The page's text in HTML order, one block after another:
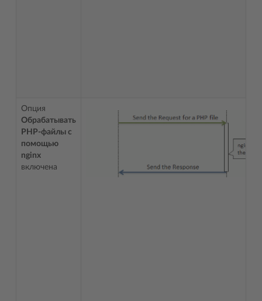
Опция
Обрабатывать
PHP-файлы с
помощью
nginx
включена